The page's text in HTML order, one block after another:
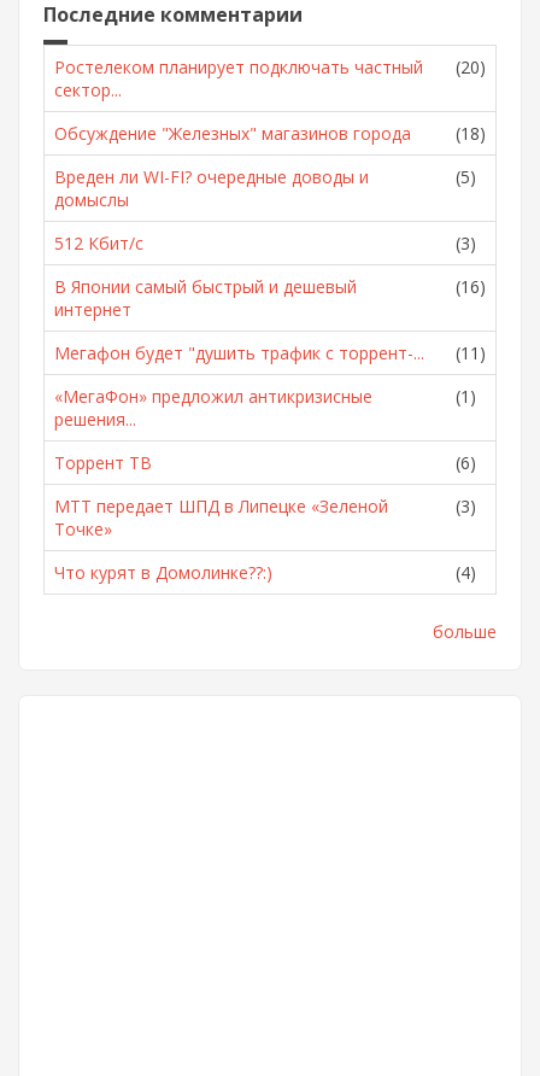
Последние комментарии
Ростелеком планирует подключать частный
сектор...
(20)
Обсуждение "Железных" магазинов города
(18)
Вреден ли WI-FI? очередные доводы и
домыслы
(5)
512 Кбит/с
(3)
В Японии самый быстрый и дешевый
интернет
(16)
Мегафон будет "душить трафик с торрент-...
(11)
«МегаФон» предложил антикризисные
решения...
(1)
Торрент ТВ
(6)
МТТ передает ШПД в Липецке «Зеленой
Точке»
(3)
Что курят в Домолинке??:) (4)
больше